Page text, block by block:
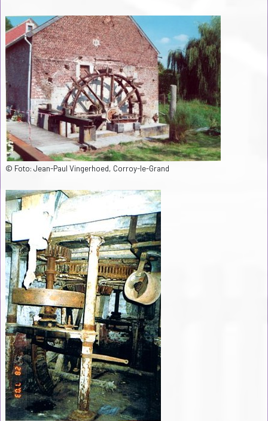
© Foto: Jean-Paul Vingerhoed, Corroy-le-Grand